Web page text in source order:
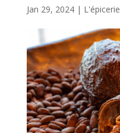
Jan 29, 2024| L'épicerie